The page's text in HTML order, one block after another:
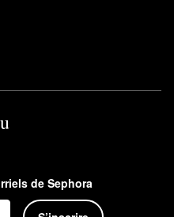
de Sephora